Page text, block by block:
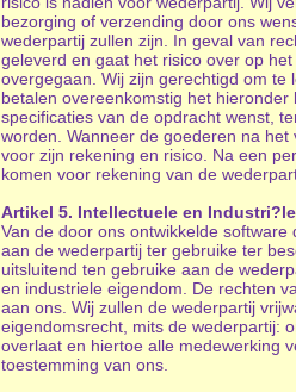
bezorging of verzending door ons
wederpartij zullen zijn. In geval van
geleverd en gaat het risico over op
overgegaan. Wij zijn gerechtigd om
betalen overeenkomstig het
specificaties van de opdracht wenst,
worden. Wanneer de goederen na
voor zijn rekening en risico. Na een
komen voor rekening van de
Artikel 5. Intellectuele en
Van de door ons ontwikkelde
aan de wederpartij ter gebruike ter
uitsluitend ten gebruike aan de
en industriele eigendom. De rechten
aan ons. Wij zullen de wederpartij
eigendomsrecht, mits de wederpartij:
overlaat en hiertoe alle medewerking
toestemming van ons.